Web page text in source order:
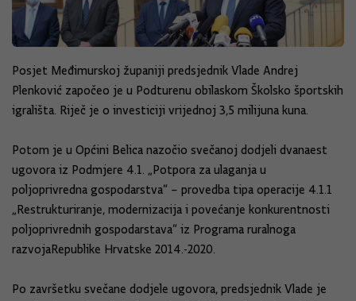
Posjet Međimurskoj županiji predsjednik Vlade Andrej
Plenković započeo je u Podturenu obilaskom Školsko športskih
igrališta. Riječ je o investiciji vrijednoj 3,5 milijuna kuna.
Potom je u Općini Belica nazočio svečanoj dodjeli dvanaest
ugovora iz Podmjere 4.1. „Potpora za ulaganja u
poljoprivredna gospodarstva“ – provedba tipa operacije 4.1.1
„Restrukturiranje, modernizacija i povećanje konkurentnosti
poljoprivrednih gospodarstava“ iz Programa ruralnoga
razvojaRepublike Hrvatske 2014.-2020.
Po završetku svečane dodjele ugovora, predsjednik Vlade je